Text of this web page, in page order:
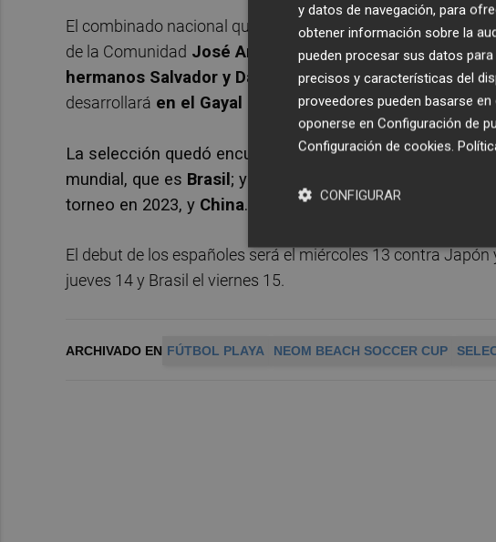
El combinado nacional que dirige el alcantarillero Christian
de la Comunidad José Antonio Oliver Santiago, Pablo
hermanos Salvador y David Ardil Navarroen esta
desarrollará en el Gayal Beach Hub de la ciudad de
La selección quedó encuadrada en el grupo B, en el que
mundial, que es Brasil; y a los representantes asiáticos
torneo en 2023, y China.
El debut de los españoles será el miércoles 13 contra
jueves 14 y Brasil el viernes 15.
ARCHIVADO EN FÚTBOL PLAYA NEOM BEACH SOCCER CUP
y datos de navegación, para
obtener información sobre la
pueden procesar sus datos
precisos y características del
proveedores pueden basarse
oponerse en Configuración de
Configuración de cookies.
CONFIGURAR